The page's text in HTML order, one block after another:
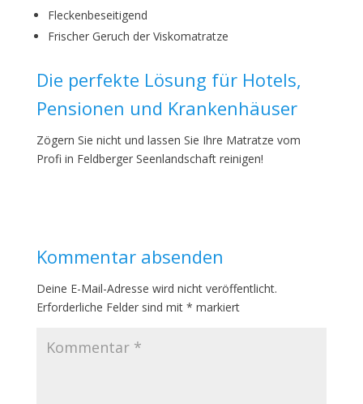
Fleckenbeseitigend
Frischer Geruch der Viskomatratze
Die perfekte Lösung für Hotels,
Pensionen und Krankenhäuser
Zögern Sie nicht und lassen Sie Ihre Matratze vom
Profi in Feldberger Seenlandschaft reinigen!
Kommentar absenden
Deine E-Mail-Adresse wird nicht veröffentlicht.
Erforderliche Felder sind mit * markiert